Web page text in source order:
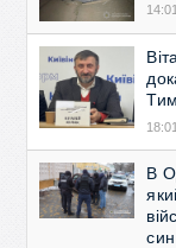
14:01
18:01
В